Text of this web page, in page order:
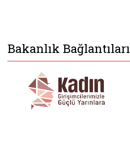
Bakanlık Bağlantıları